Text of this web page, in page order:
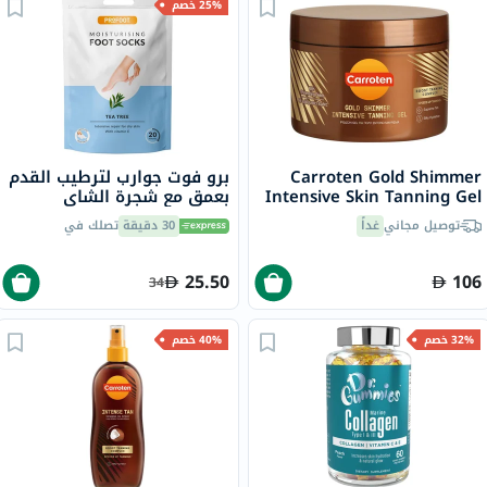
Carroten Gold Shimmer
Intensive Skin Tanning Gel
150mlتوصيل مجانيغداً
106
25% خصم
برو فوت جوارب لترطيب القدم
بعمق مع شجرة الشاي
وفيتامين E لإصلاح البشرة
الجافة،حزمه من زوج واحد
30 دقيقة تصلك في
25.50
34
32% خصم 40% خصم